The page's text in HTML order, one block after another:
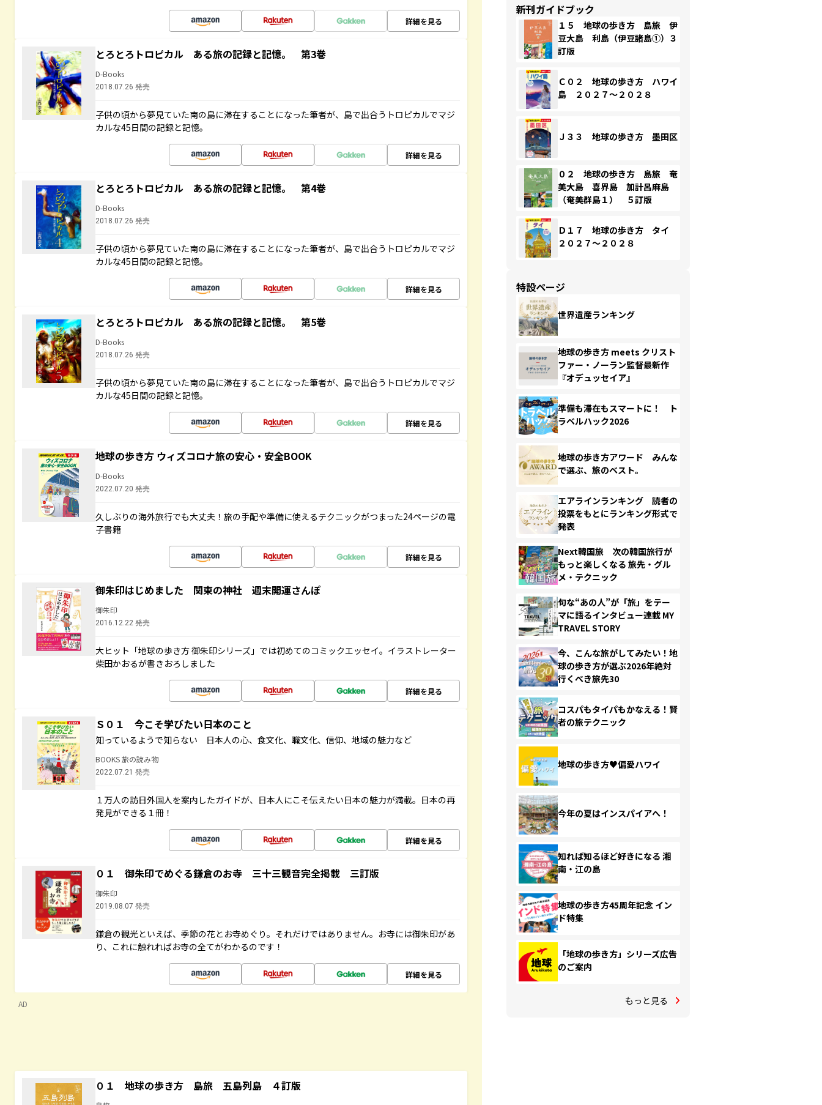
詳細を見る
とろとろトロピカル ある旅の記録と記憶。 第3巻
D-Books
2018.07.26 発売
子供の頃から夢見ていた南の島に滞在することになった筆者が、島で出合うトロピカルでマジ
カルな45日間の記録と記憶。
詳細を見る
とろとろトロピカル ある旅の記録と記憶。 第4巻
D-Books
2018.07.26 発売
子供の頃から夢見ていた南の島に滞在することになった筆者が、島で出合うトロピカルでマジ
カルな45日間の記録と記憶。
詳細を見る
とろとろトロピカル ある旅の記録と記憶。 第5巻
D-Books
2018.07.26 発売
子供の頃から夢見ていた南の島に滞在することになった筆者が、島で出合うトロピカルでマジ
カルな45日間の記録と記憶。
詳細を見る
地球の歩き方 ウィズコロナ旅の安心・安全BOOK
D-Books
2022.07.20 発売
久しぶりの海外旅行でも大丈夫！旅の手配や準備に使えるテクニックがつまった24ページの電
子書籍
詳細を見る
御朱印はじめました 関東の神社 週末開運さんぽ
御朱印
2016.12.22 発売
大ヒット「地球の歩き方 御朱印シリーズ」では初めてのコミックエッセイ。イラストレーター
柴田かおるが書きおろしました
詳細を見る
Ｓ０１ 今こそ学びたい日本のこと
知っているようで知らない 日本人の心、食文化、職文化、信仰、地域の魅力など
BOOKS 旅の読み物
2022.07.21 発売
１万人の訪日外国人を案内したガイドが、日本人にこそ伝えたい日本の魅力が満載。日本の再
発見ができる１冊！
詳細を見る
０１ 御朱印でめぐる鎌倉のお寺 三十三観音完全掲載 三訂版
御朱印
2019.08.07 発売
鎌倉の観光といえば、季節の花とお寺めぐり。それだけではありません。お寺には御朱印があ
り、これに触れればお寺の全てがわかるのです！
詳細を見る
AD
０１ 地球の歩き方 島旅 五島列島 ４訂版
新刊ガイドブック
１５ 地球の歩き方 島旅 伊
豆大島 利島（伊豆諸島①）３
訂版
Ｃ０２ 地球の歩き方 ハワイ
島 ２０２７～２０２８
Ｊ３３ 地球の歩き方 墨田区
０２ 地球の歩き方 島旅 奄
美大島 喜界島 加計呂麻島
（奄美群島１） ５訂版
Ｄ１７ 地球の歩き方 タイ
２０２７～２０２８
特設ページ
世界遺産ランキング
地球の歩き方 meets クリスト
ファー・ノーラン監督最新作
『オデュッセイア』
準備も滞在もスマートに！ ト
ラベルハック2026
地球の歩き方アワード みんな
で選ぶ、旅のベスト。
エアラインランキング 読者の
投票をもとにランキング形式で
発表
Next韓国旅 次の韓国旅行が
もっと楽しくなる 旅先・グル
メ・テクニック
旬な“あの人”が「旅」をテー
マに語るインタビュー連載 MY
TRAVEL STORY
今、こんな旅がしてみたい！地
球の歩き方が選ぶ2026年絶対
行くべき旅先30
コスパもタイパもかなえる！賢
者の旅テクニック
地球の歩き方♥偏愛ハワイ
今年の夏はインスパイアへ！
知れば知るほど好きになる 湘
南・江の島
地球の歩き方45周年記念 イン
ド特集
「地球の歩き方」シリーズ広告
のご案内
もっと見る